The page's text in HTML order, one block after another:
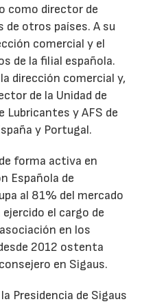
como director de
de otros países. A su
comercial y el
de la filial española.
dirección comercial y,
de la Unidad de
Lubricantes y AFS de
y Portugal.
forma activa en
Española de
al 81% del mercado
el cargo de
en los
2012 ostenta
en Sigaus.
Presidencia de Sigaus